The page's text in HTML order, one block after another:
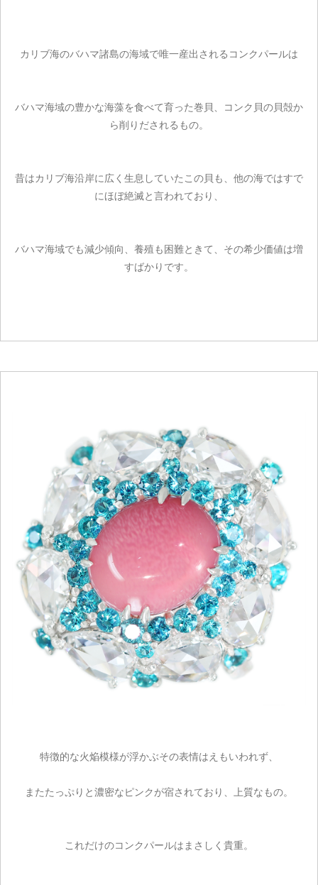
カリブ海のバハマ諸島の海域で唯一産出されるコンクパールは
バハマ海域の豊かな海藻を食べて育った巻貝、コンク貝の貝殻か
ら削りだされるもの。
昔はカリブ海沿岸に広く生息していたこの貝も、他の海ではすで
にほぼ絶滅と言われており、
バハマ海域でも減少傾向、養殖も困難ときて、その希少価値は増
すばかりです。
特徴的な火焔模様が浮かぶその表情はえもいわれず、
またたっぷりと濃密なピンクが宿されており、上質なもの。
これだけのコンクパールはまさしく貴重。